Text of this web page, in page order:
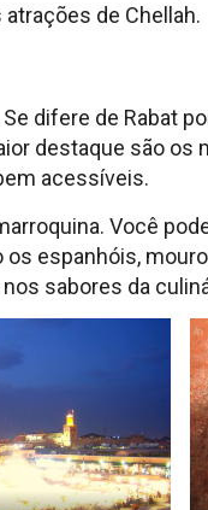
de Chellah.
difere de Rabat
destaque são os
acessíveis.
Você
espanhóis,
sabores da